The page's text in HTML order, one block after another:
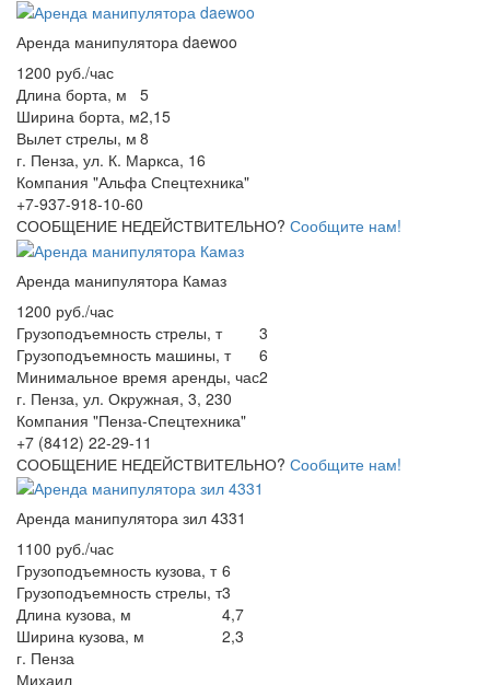
Аренда манипулятора daewoo
1200 руб./час
Длина борта, м
5
Ширина борта, м2,15
Вылет стрелы, м 8
г. Пенза, ул. К. Маркса, 16
Компания "Альфа Спецтехника"
+7-937-918-10-60
СООБЩЕНИЕ НЕДЕЙСТВИТЕЛЬНО? Сообщите нам!
Аренда манипулятора Камаз
1200 руб./час
Грузоподъемность стрелы, т
3
Грузоподъемность машины, т
6
Минимальное время аренды, час2
г. Пенза, ул. Окружная, 3, 230
Компания "Пенза-Спецтехника"
+7 (8412) 22-29-11
СООБЩЕНИЕ НЕДЕЙСТВИТЕЛЬНО? Сообщите нам!
Аренда манипулятора зил 4331
1100 руб./час
Грузоподъемность кузова, т 6
Грузоподъемность стрелы, т3
Длина кузова, м
4,7
Ширина кузова, м
2,3
г. Пенза
Михаил